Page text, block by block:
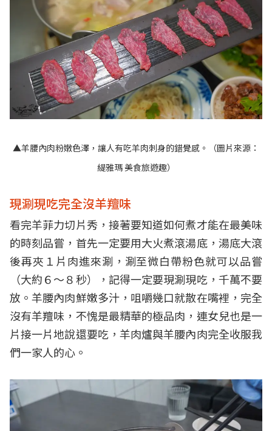
▲羊腰內肉粉嫩色澤，讓人有吃羊肉刺身的錯覺感。（圖片來源：
緹雅瑪 美食旅遊趣）
現涮現吃完全沒羊羶味
看完羊菲力切片秀，接著要知道如何煮才能在最美味
的時刻品嘗，首先一定要用大火煮滾湯底，湯底大滾
後再夾１片肉進來涮，涮至微白帶粉色就可以品嘗
（大約６～８秒），記得一定要現涮現吃，千萬不要
放。羊腰內肉鮮嫩多汁，咀嚼幾口就散在嘴裡，完全
沒有羊羶味，不愧是最精華的極品肉，連女兒也是一
片接一片地說還要吃，羊肉爐與羊腰內肉完全收服我
們一家人的心。